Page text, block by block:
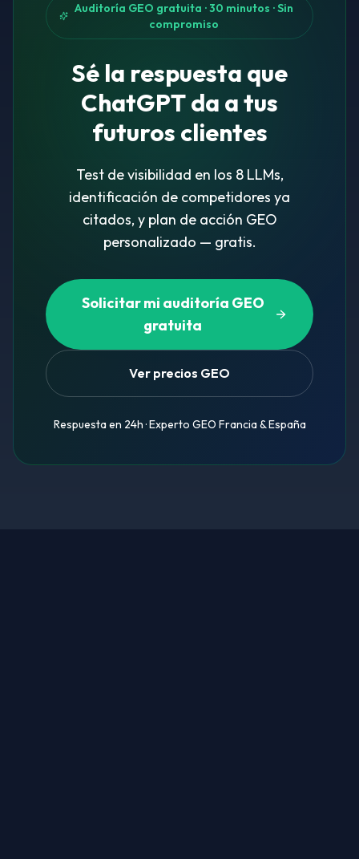
Auditoría GEO gratuita · 30 minutos · Sin
compromiso
Sé la respuesta que
ChatGPT da a tus
futuros clientes
Test de visibilidad en los 8 LLMs,
identificación de competidores ya
citados, y plan de acción GEO
personalizado — gratis.
Solicitar mi auditoría GEO
gratuita
Ver precios GEO
Respuesta en 24h · Experto GEO Francia & España